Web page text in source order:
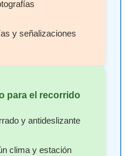
y señalizaciones
para el recorrido
y antideslizante
clima y estación